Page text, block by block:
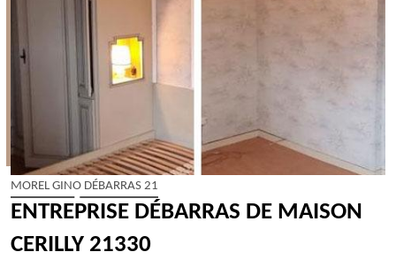
MOREL GINO DÉBARRAS 21
ENTREPRISE DÉBARRAS DE MAISON
CERILLY 21330